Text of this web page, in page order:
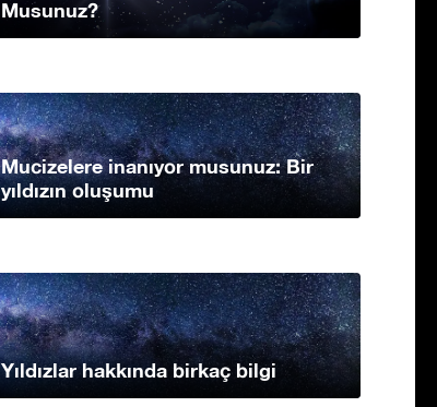
Musunuz?
Mucizelere inanıyor musunuz: Bir
yıldızın oluşumu
Yıldızlar hakkında birkaç bilgi